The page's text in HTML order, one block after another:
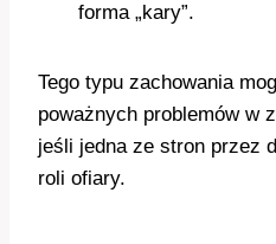
forma „kary”.
Tego typu zachowania
poważnych problemów w
jeśli jedna ze stron przez
roli ofiary.